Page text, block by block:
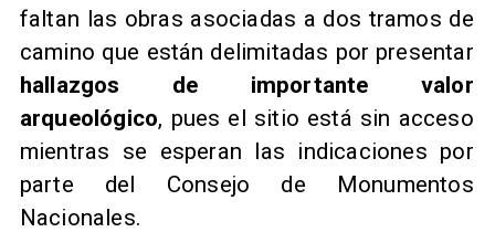
faltan las obras asociadas a dos tramos de
camino que están delimitadas por presentar
hallazgos de importante valor
arqueológico, pues el sitio está sin acceso
mientras se esperan las indicaciones por
parte del Consejo de Monumentos
Nacionales.